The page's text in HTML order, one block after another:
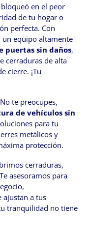
bloqueó en el peor
de tu hogar o
perfecta. Con
equipo altamente
puertas sin daños,
cerraduras de alta
cierre. ¡Tu
te preocupes,
de vehículos sin
para tu
metálicos y
protección.
cerraduras,
asesoramos para
ajustan a tus
tranquilidad no tiene